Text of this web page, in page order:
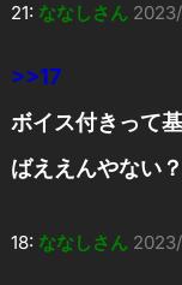
21: ななしさん
>>17
ボイス付きって
ばええんやない？
18: ななしさん